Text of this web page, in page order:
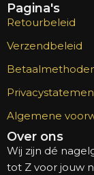
Pagina's
Retourbeleid
Verzendbeleid
Algemene
Over ons
Wij zijn dé
tot Z voor jouw